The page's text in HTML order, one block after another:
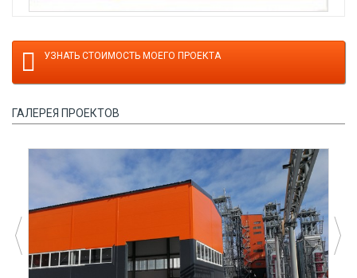
УЗНАТЬ СТОИМОСТЬ МОЕГО ПРОЕКТА
ГАЛЕРЕЯ ПРОЕКТОВ